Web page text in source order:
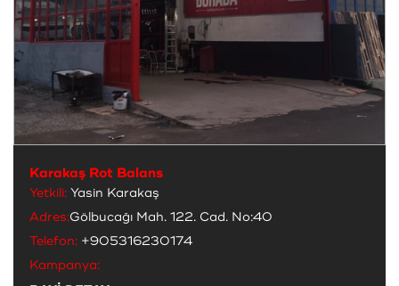
Karakaş Rot Balans
Yetkili: Yasin Karakaş
Adres:Gölbucağı Mah. 122. Cad. No:40
Telefon: +905316230174
Kampanya: